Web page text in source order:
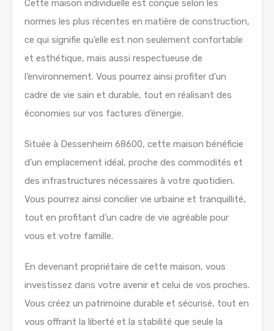
Cette maison individuelle est conçue selon les
normes les plus récentes en matière de construction,
ce qui signifie qu’elle est non seulement confortable
et esthétique, mais aussi respectueuse de
l’environnement. Vous pourrez ainsi profiter d’un
cadre de vie sain et durable, tout en réalisant des
économies sur vos factures d’énergie.
Située à Dessenheim 68600, cette maison bénéficie
d’un emplacement idéal, proche des commodités et
des infrastructures nécessaires à votre quotidien.
Vous pourrez ainsi concilier vie urbaine et tranquillité,
tout en profitant d’un cadre de vie agréable pour
vous et votre famille.
En devenant propriétaire de cette maison, vous
investissez dans votre avenir et celui de vos proches.
Vous créez un patrimoine durable et sécurisé, tout en
vous offrant la liberté et la stabilité que seule la